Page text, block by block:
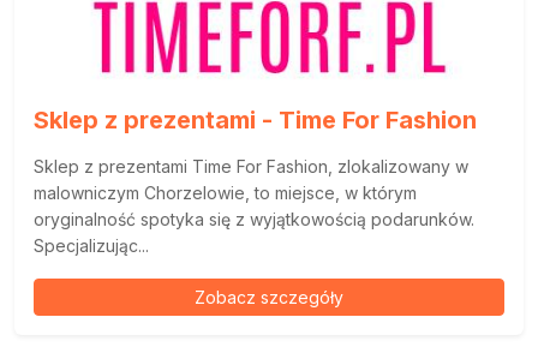
Sklep z prezentami - Time For Fashion
Sklep z prezentami Time For Fashion, zlokalizowany w
malowniczym Chorzelowie, to miejsce, w którym
oryginalność spotyka się z wyjątkowością podarunków.
Specjalizując...
Zobacz szczegóły